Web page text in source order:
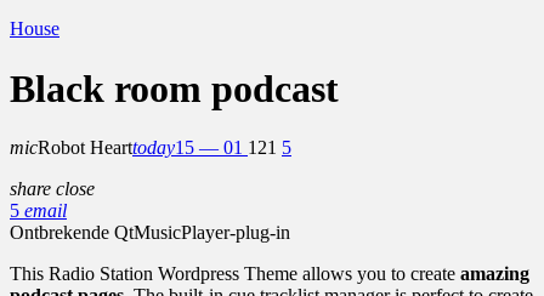
House
Black room podcast
micRobot Hearttoday15 — 01 121 5
share close
5 email
Ontbrekende QtMusicPlayer-plug-in
This Radio Station Wordpress Theme allows you to create amazing